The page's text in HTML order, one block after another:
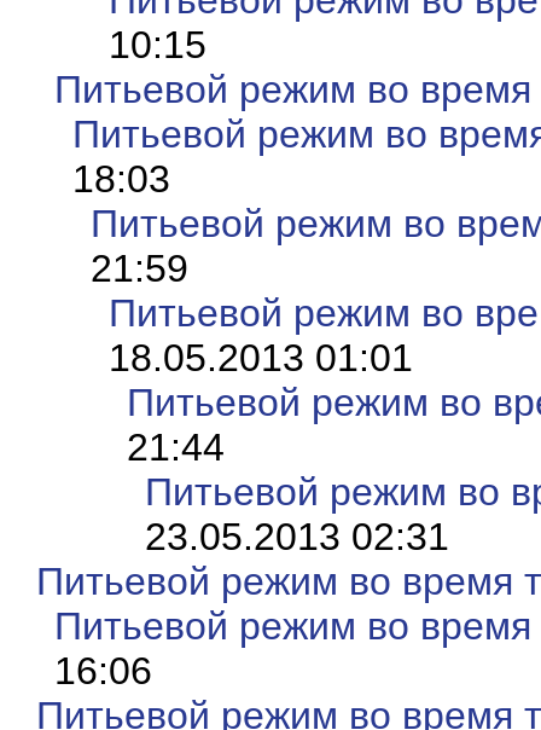
10:15
Питьевой режим во время
Питьевой режим во
18:03
Питьевой режим во
21:59
Питьевой режим во
18.05.2013 01:01
Питьевой режим во
21:44
Питьевой режим во
23.05.2013 02:31
Питьевой режим во время
Питьевой режим во время
16:06
Питьевой режим во время